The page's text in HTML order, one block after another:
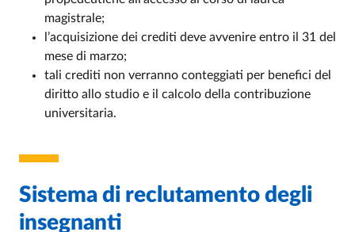
magistrale;
l’acquisizione dei crediti deve avvenire entro il 31 del
mese di marzo;
tali crediti non verranno conteggiati per benefici del
diritto allo studio e il calcolo della contribuzione
universitaria.
Sistema di reclutamento degli
insegnanti